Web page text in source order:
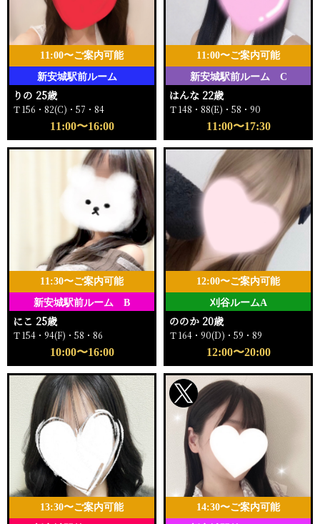
新安城駅前ルーム
11:00〜ご案内可能
りの 25歳
Ｔ156・82(C)・57・84
11:00〜16:00
新安城駅前ルーム C
11:00〜ご案内可能
はんな 22歳
Ｔ148・88(E)・58・90
11:00〜17:30
新安城駅前ルーム B
11:30〜ご案内可能
にこ 25歳
Ｔ154・94(F)・58・86
10:00〜16:00
刈谷ルームA
12:00〜ご案内可能
ののか 20歳
Ｔ164・90(D)・59・89
12:00〜20:00
13:30〜ご案内可能
14:30〜ご案内可能